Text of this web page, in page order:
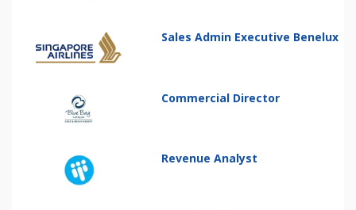
Sales Admin Executive Benelux
Commercial Director
Revenue Analyst